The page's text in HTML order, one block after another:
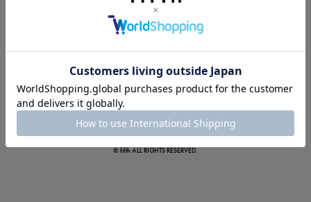
この夏の主役確定！
© fifth ALL RIGHTS RESERVED.